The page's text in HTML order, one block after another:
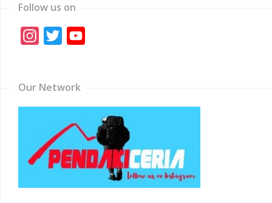
Follow us on
Instagram
Twitter
Our Network